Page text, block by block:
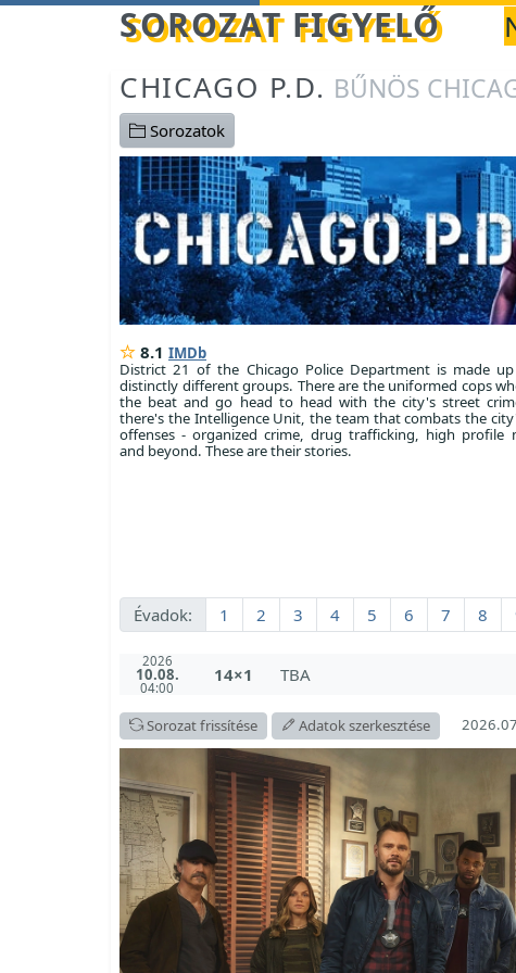
Betöltés... SOROZAT FIGYELŐ
CHICAGO P.D. BŰNÖS
Sorozatok
8.1 IMDb
District 21 of the Chicago Police Department is made
distinctly different groups. There are the uniformed cops
the beat and go head to head with the city's street
there's the Intelligence Unit, the team that combats the
offenses - organized crime, drug trafficking, high profile
and beyond. These are their stories.
Évadok: 1 2 3 4 5 6 7 8
2026
10.08.
04:00
14×1 TBA
Sorozat frissítése Adatok szerkesztése